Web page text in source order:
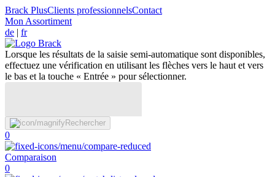
Brack PlusClients professionnelsContact
Mon Assortiment
de | fr
Lorsque les résultats de la saisie semi-automatique sont disponibles,
effectuez une vérification en utilisant les flèches vers le haut et vers
le bas et la touche « Entrée » pour sélectionner.
Rechercher
0
Comparaison
0